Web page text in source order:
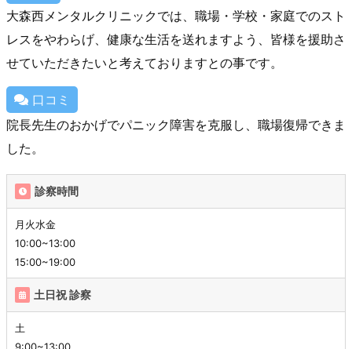
大森西メンタルクリニックでは、職場・学校・家庭でのスト
レスをやわらげ、健康な生活を送れますよう、皆様を援助さ
せていただきたいと考えておりますとの事です。
口コミ
院長先生のおかげでパニック障害を克服し、職場復帰できま
した。
診察時間
月火水金
10:00~13:00
15:00~19:00
土日祝 診察
土